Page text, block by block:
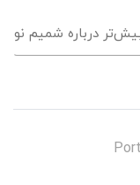
درباره شمیم نو